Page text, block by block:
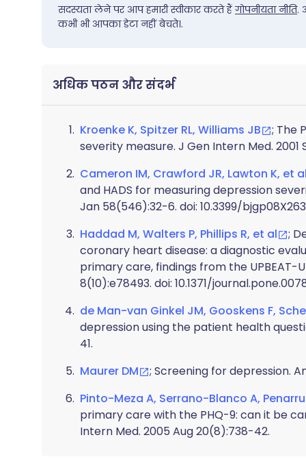
सदस्यता लेने पर आप हमारी स्वीकार करते हैंगोपनीयता नीति.
कभी भी आपका डेटा नहीं बेचते।.
अधिक पठन और संदर्भ
Kroenke K, Spitzer RL, Williams JB
; The
severity measure. J Gen Intern Med. 2001
Cameron IM, Crawford JR, Lawton K, et
and HADS for measuring depression
Jan 58(546):32-6. doi: 10.3399/
Haddad M, Walters P, Phillips R, et al
;
coronary heart disease: a diagnostic
primary care, findings from the UPBEAT-
8(10):e78493. doi: 10.1371/
de Man-van Ginkel JM, Gooskens F,
depression using the patient health
41.
Maurer DM
; Screening for depression.
Pinto-Meza A, Serrano-Blanco A,
primary care with the PHQ-9: can it be
Intern Med. 2005 Aug 20(8):738-42.